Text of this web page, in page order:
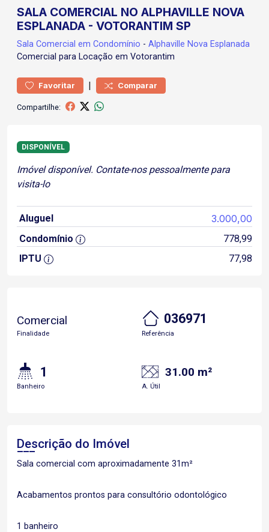
SALA COMERCIAL NO ALPHAVILLE NOVA
ESPLANADA - VOTORANTIM SP
Sala Comercial em Condomínio - Alphaville Nova Esplanada
Comercial para Locação em Votorantim
Favoritar | Comparar
Compartilhe:
DISPONÍVEL
Imóvel disponível. Contate-nos pessoalmente para
visita-lo
Aluguel 3.000,00
Condomínio
778,99
IPTU
77,98
Comercial
Finalidade
036971
Referência
1
Banheiro
31.00 m²
A. Útil
Descrição do Imóvel
Sala comercial com aproximadamente 31m²
Acabamentos prontos para consultório odontológico
1 banheiro